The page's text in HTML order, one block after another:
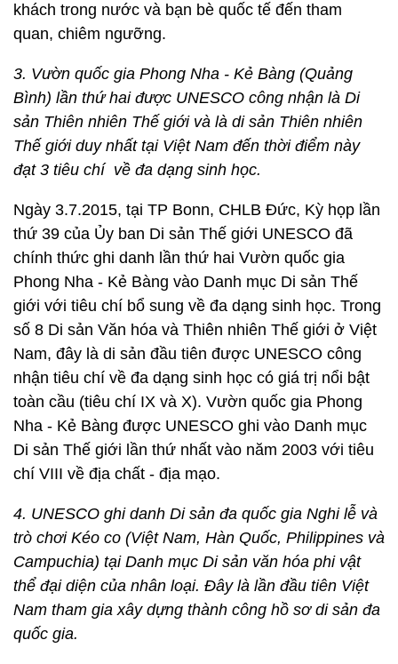
khách trong nước và bạn bè quốc tế đến tham
quan, chiêm ngưỡng.
3. Vườn quốc gia Phong Nha - Kẻ Bàng (Quảng
Bình) lần thứ hai được UNESCO công nhận là Di
sản Thiên nhiên Thế giới và là di sản Thiên nhiên
Thế giới duy nhất tại Việt Nam đến thời điểm này
đạt 3 tiêu chí về đa dạng sinh học.
Ngày 3.7.2015, tại TP Bonn, CHLB Đức, Kỳ họp lần
thứ 39 của Ủy ban Di sản Thế giới UNESCO đã
chính thức ghi danh lần thứ hai Vườn quốc gia
Phong Nha - Kẻ Bàng vào Danh mục Di sản Thế
giới với tiêu chí bổ sung về đa dạng sinh học. Trong
số 8 Di sản Văn hóa và Thiên nhiên Thế giới ở Việt
Nam, đây là di sản đầu tiên được UNESCO công
nhận tiêu chí về đa dạng sinh học có giá trị nổi bật
toàn cầu (tiêu chí IX và X). Vườn quốc gia Phong
Nha - Kẻ Bàng được UNESCO ghi vào Danh mục
Di sản Thế giới lần thứ nhất vào năm 2003 với tiêu
chí VIII về địa chất - địa mạo.
4. UNESCO ghi danh Di sản đa quốc gia Nghi lễ và
trò chơi Kéo co (Việt Nam, Hàn Quốc, Philippines và
Campuchia) tại Danh mục Di sản văn hóa phi vật
thể đại diện của nhân loại. Đây là lần đầu tiên Việt
Nam tham gia xây dựng thành công hồ sơ di sản đa
quốc gia.